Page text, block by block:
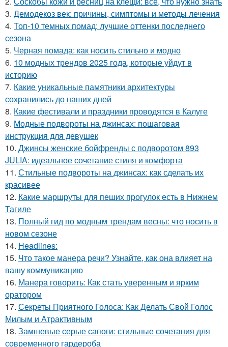
3. Демодекоз век: причины, симптомы и методы лечения
4. Топ-10 темных помад: лучшие оттенки последнего
сезона
5. Черная помада: как носить стильно и модно
6. 10 модных трендов 2025 года, которые уйдут в
историю
7. Какие уникальные памятники архитектуры
сохранились до наших дней
8. Какие фестивали и праздники проводятся в Калуге
9. Модные подвороты на джинсах: пошаговая
инструкция для девушек
10. Джинсы женские бойфренды с подворотом 893
JULIA: идеальное сочетание стиля и комфорта
11. Стильные подвороты на джинсах: как сделать их
красивее
12. Какие маршруты для пеших прогулок есть в Нижнем
Тагиле
13. Полный гид по модным трендам весны: что носить в
новом сезоне
14. Headlines:
15. Что такое манера речи? Узнайте, как она влияет на
вашу коммуникацию
16. Манера говорить: Как стать уверенным и ярким
оратором
17. Секреты Приятного Голоса: Как Делать Свой Голос
Милым и Атрактивным
18. Замшевые серые сапоги: стильные сочетания для
современного гардероба